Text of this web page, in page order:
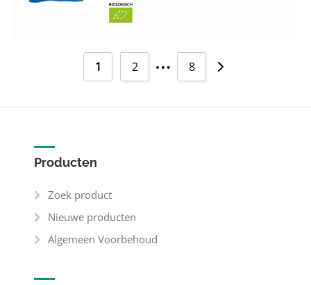
1 2 … 8
Producten
Zoek product
Nieuwe producten
Algemeen Voorbehoud